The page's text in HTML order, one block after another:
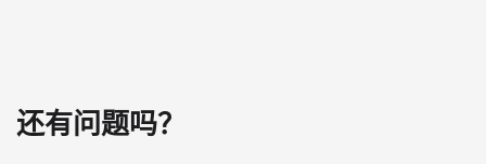
还有问题吗？